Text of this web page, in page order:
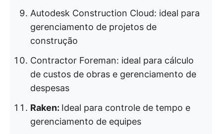
Autodesk Construction Cloud: ideal para
gerenciamento de projetos de
construção
Contractor Foreman: ideal para cálculo
de custos de obras e gerenciamento de
despesas
Raken: Ideal para controle de tempo e
gerenciamento de equipes